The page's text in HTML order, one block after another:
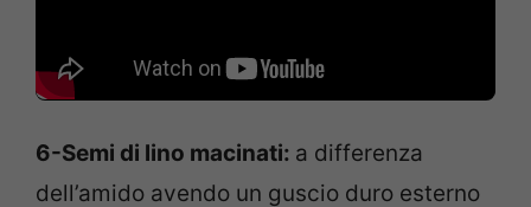
6-Semi di lino macinati: a differenza
dell’amido avendo un guscio duro esterno